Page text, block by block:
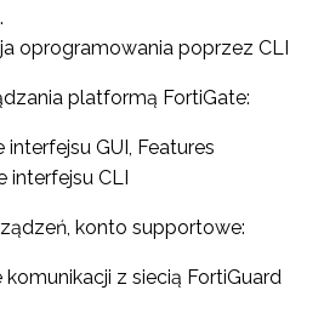
poprzez CLI
platformą FortiGate:
GUI, Features
CLI
konto supportowe:
z siecią FortiGuard